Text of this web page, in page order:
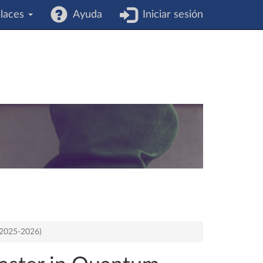
Ayuda Iniciar sesión
2026)